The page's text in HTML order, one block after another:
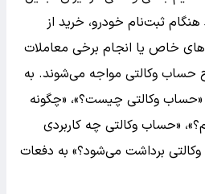
ثبت‌نام خودرو، خرید از
خاص یا انجام برخی معاملات
حساب وکالتی مواجه می‌شوند. به
«حساب وکالتی چیست؟»، «چگونه
«حساب وکالتی چه کاربردی
وکالتی برداشت می‌شود؟» به دفعات